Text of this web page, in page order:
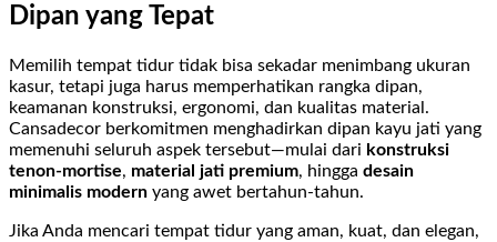
Dipan yang Tepat
Memilih tempat tidur tidak bisa sekadar menimbang ukuran
kasur, tetapi juga harus memperhatikan rangka dipan,
keamanan konstruksi, ergonomi, dan kualitas material.
Cansadecor berkomitmen menghadirkan dipan kayu jati yang
memenuhi seluruh aspek tersebut—mulai dari konstruksi
tenon-mortise, material jati premium, hingga desain
minimalis modern yang awet bertahun-tahun.
Jika Anda mencari tempat tidur yang aman, kuat, dan elegan,